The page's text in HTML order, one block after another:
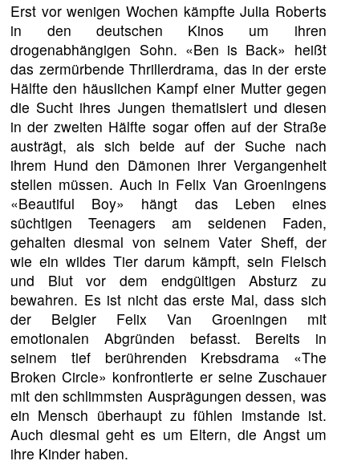
Erst vor wenigen Wochen kämpfte Julia Roberts
in den deutschen Kinos um ihren
drogenabhängigen Sohn. «Ben is Back» heißt
das zermürbende Thrillerdrama, das in der erste
Hälfte den häuslichen Kampf einer Mutter gegen
die Sucht ihres Jungen thematisiert und diesen
in der zweiten Hälfte sogar offen auf der Straße
austrägt, als sich beide auf der Suche nach
ihrem Hund den Dämonen ihrer Vergangenheit
stellen müssen. Auch in Felix Van Groeningens
«Beautiful Boy» hängt das Leben eines
süchtigen Teenagers am seidenen Faden,
gehalten diesmal von seinem Vater Sheff, der
wie ein wildes Tier darum kämpft, sein Fleisch
und Blut vor dem endgültigen Absturz zu
bewahren. Es ist nicht das erste Mal, dass sich
der Belgier Felix Van Groeningen mit
emotionalen Abgründen befasst. Bereits in
seinem tief berührenden Krebsdrama «The
Broken Circle» konfrontierte er seine Zuschauer
mit den schlimmsten Ausprägungen dessen, was
ein Mensch überhaupt zu fühlen imstande ist.
Auch diesmal geht es um Eltern, die Angst um
ihre Kinder haben.